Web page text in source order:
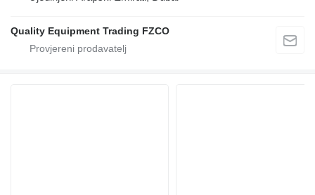
Quality Equipment Trading FZCO